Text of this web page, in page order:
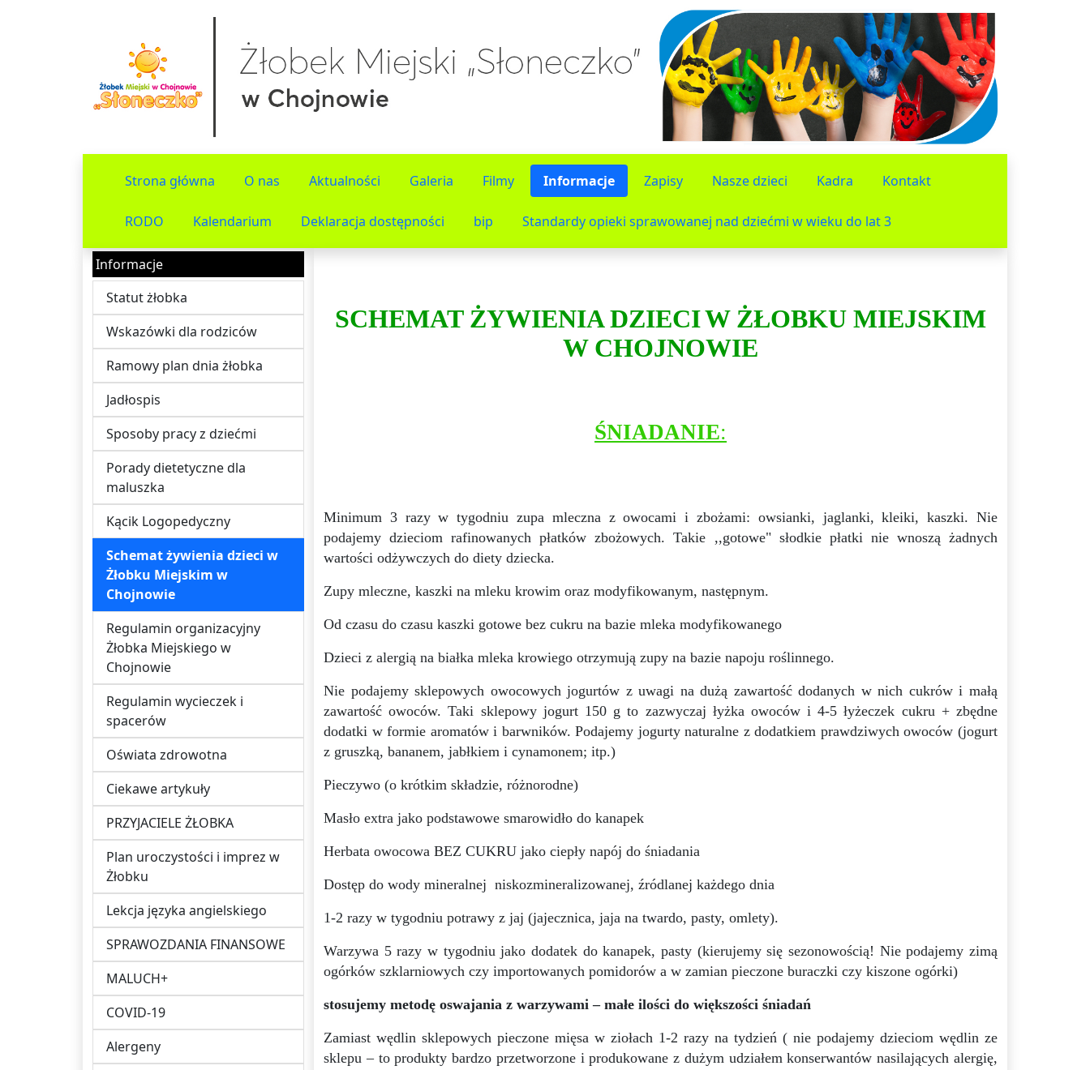
Strona główna O nas Aktualności Galeria Filmy Informacje Zapisy Nasze dzieci Kadra Kontakt
RODO Kalendarium Deklaracja dostępności bip Standardy opieki sprawowanej nad dziećmi w wieku do lat 3
Informacje
Statut żłobka
Wskazówki dla rodziców
Ramowy plan dnia żłobka
Jadłospis
Sposoby pracy z dziećmi
Porady dietetyczne dla
maluszka
Kącik Logopedyczny
Schemat żywienia dzieci w
Żłobku Miejskim w
Chojnowie
Regulamin organizacyjny
Żłobka Miejskiego w
Chojnowie
Regulamin wycieczek i
spacerów
Oświata zdrowotna
Ciekawe artykuły
PRZYJACIELE ŻŁOBKA
Plan uroczystości i imprez w
Żłobku
Lekcja języka angielskiego
SPRAWOZDANIA FINANSOWE
MALUCH+
COVID-19
Alergeny
SCHEMAT ŻYWIENIA DZIECIW ŻŁOBKU MIEJSKIM
W CHOJNOWIE
ŚNIADANIE:
Minimum 3 razy w tygodniu zupa mleczna z owocami i zbożami: owsianki, jaglanki, kleiki, kaszki. Nie
podajemy dzieciom rafinowanych płatków zbożowych. Takie ,,gotowe" słodkie płatki nie wnoszą żadnych
wartości odżywczych do diety dziecka.
Zupy mleczne, kaszki na mleku krowim oraz modyfikowanym, następnym.
Od czasu do czasu kaszki gotowe bez cukru na bazie mleka modyfikowanego
Dzieci z alergią na białka mleka krowiego otrzymują zupy na bazie napoju roślinnego.
Nie podajemy sklepowych owocowych jogurtów z uwagi na dużą zawartość dodanych w nich cukrów i małą
zawartość owoców. Taki sklepowy jogurt 150 g to zazwyczaj łyżka owoców i 4-5 łyżeczek cukru + zbędne
dodatki w formie aromatów i barwników. Podajemy jogurty naturalne z dodatkiem prawdziwych owoców (jogurt
z gruszką, bananem, jabłkiem i cynamonem; itp.)
Pieczywo (o krótkim składzie, różnorodne)
Masło extra jako podstawowe smarowidło do kanapek
Herbata owocowa BEZ CUKRU jako ciepły napój do śniadania
Dostęp do wody mineralnej niskozmineralizowanej, źródlanej każdego dnia
1-2 razy w tygodniu potrawy z jaj (jajecznica, jaja na twardo, pasty, omlety).
Warzywa 5 razy w tygodniu jako dodatek do kanapek, pasty (kierujemy się sezonowością! Nie podajemy zimą
ogórków szklarniowych czy importowanych pomidorów a w zamian pieczone buraczki czy kiszone ogórki)
stosujemy metodę oswajania z warzywami – małe ilości do większości śniadań
Zamiast wędlin sklepowych pieczone mięsa w ziołach 1-2 razy na tydzień ( nie podajemy dzieciom wędlin ze
sklepu – to produkty bardzo przetworzone i produkowane z dużym udziałem konserwantów nasilających alergię,